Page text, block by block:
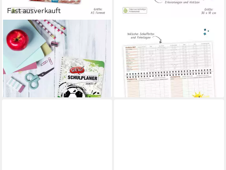
Fast ausverkauft
TRÖTSCH VERLAG
Schülerkalender TRÖTSCH -
Schulplaner WOW Fußball
26/27
10,90 €
lieferbar - in 2-3 Werktagen bei dir
Querkalender TRÖTSCH -
Schreibtischquerkalender 2
(eine Woche 2 Seiten) 2027
8,75 €
lieferbar - in 2-3 Werktagen bei dir